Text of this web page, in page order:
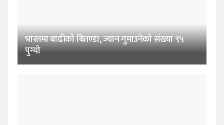
भारतमा बाढीको बितण्डा, ज्यान गुमाउनेको संख्या ९५
पुग्यो